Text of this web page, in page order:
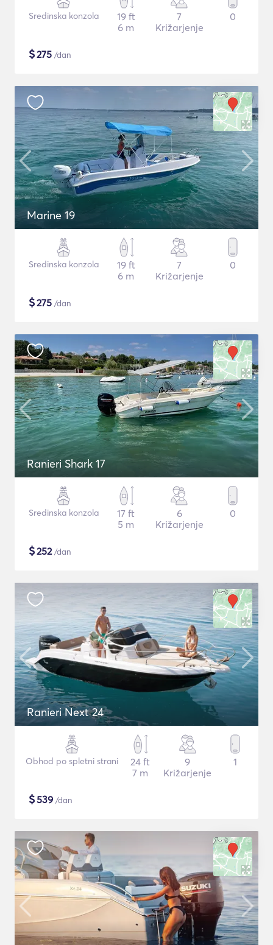
Sredinska konzola
19 ft
6 m
7
Križarjenje
0
$275 /dan
Marine 19
Sredinska konzola
19 ft
6 m
7
Križarjenje
0
$275 /dan
Ranieri Shark 17
Sredinska konzola
17 ft
5 m
6
Križarjenje
0
$252/dan
Ranieri Next 24
Obhod po spletni strani
24 ft
7 m
9
Križarjenje
1
$539 /dan